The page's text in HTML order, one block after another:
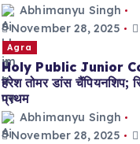
Abhimanyu Singh
November 28, 2025
Agra
Holy Public Junior
हरेश तोमर डांस चैंपियनशिप;
प्रथम
Abhimanyu Singh
November 28, 2025